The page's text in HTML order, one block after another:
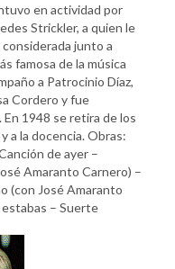
en actividad por
Strickler, a quien le
junto a
famosa de la música
a Patrocinio Díaz,
Cordero y fue
1948 se retira de los
a la docencia. Obras:
de ayer –
Amaranto Carnero) –
(con José Amaranto
estabas – Suerte